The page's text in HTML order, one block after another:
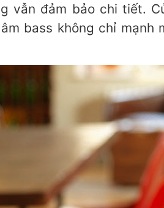
vẫn đảm bảo chi tiết.
bass không chỉ mạnh